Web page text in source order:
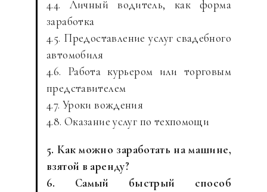
4.4. Личный водитель, как форма
заработка
4.5. Предоставление услуг свадебного
автомобиля
4.6. Работа курьером или торговым
представителем
4.7. Уроки вождения
4.8. Оказание услуг по техпомощи
5. Как можно заработать на машине,
взятой в аренду?
6. Самый быстрый способ